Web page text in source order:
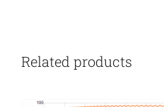
Related products